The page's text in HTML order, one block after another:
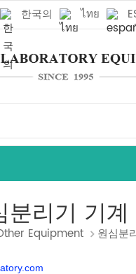
한국의 ไทย
분리기 기계
Equipment 원심분